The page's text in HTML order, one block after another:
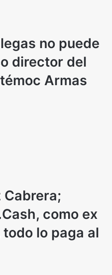
no puede
director del
Armas
Cabrera;
como ex
lo paga al